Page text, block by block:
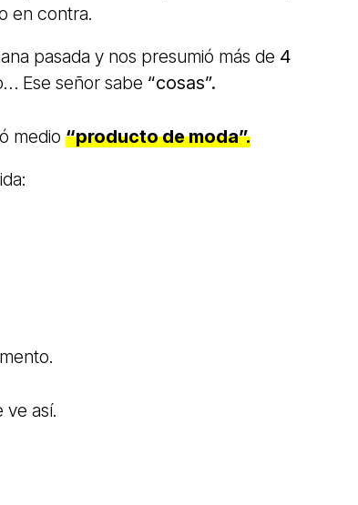
en contra.
pasada y nos presumió más de 4
Ese señor sabe “cosas”.
medio “producto de moda”.
ve así.